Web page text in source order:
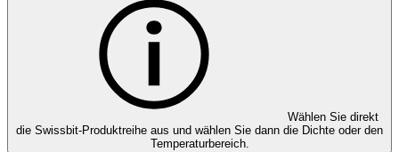
Wählen Sie direkt
die Swissbit-Produktreihe aus und wählen Sie dann die Dichte oder den
Temperaturbereich.